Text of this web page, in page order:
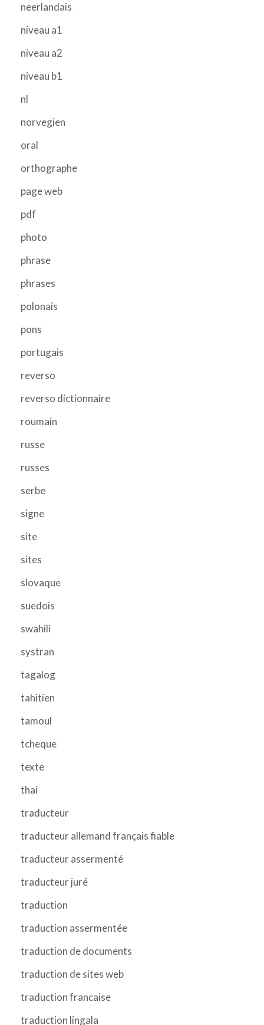
neerlandais
niveau a1
niveau a2
niveau b1
nl
norvegien
oral
orthographe
page web
pdf
photo
phrase
phrases
polonais
pons
portugais
reverso
reverso dictionnaire
roumain
russe
russes
serbe
signe
site
sites
slovaque
suedois
swahili
systran
tagalog
tahitien
tamoul
tcheque
texte
thai
traducteur
traducteur allemand français fiable
traducteur assermenté
traducteur juré
traduction
traduction assermentée
traduction de documents
traduction de sites web
traduction francaise
traduction lingala